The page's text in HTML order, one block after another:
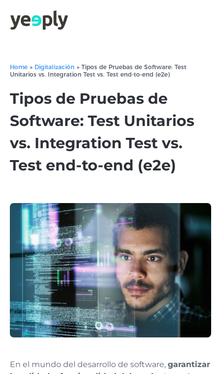
Home » Digitalización » Tipos de Pruebas de Software: Test
Unitarios vs. Integration Test vs. Test end-to-end (e2e)
Tipos de Pruebas de
Software: Test Unitarios
vs. Integration Test vs.
Test end-to-end (e2e)
En el mundo del desarrollo de software, garantizar